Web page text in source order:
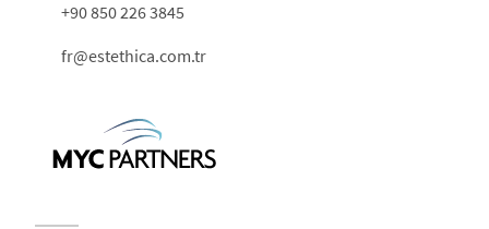
+90 850 226 3845
fr@estethica.com.tr